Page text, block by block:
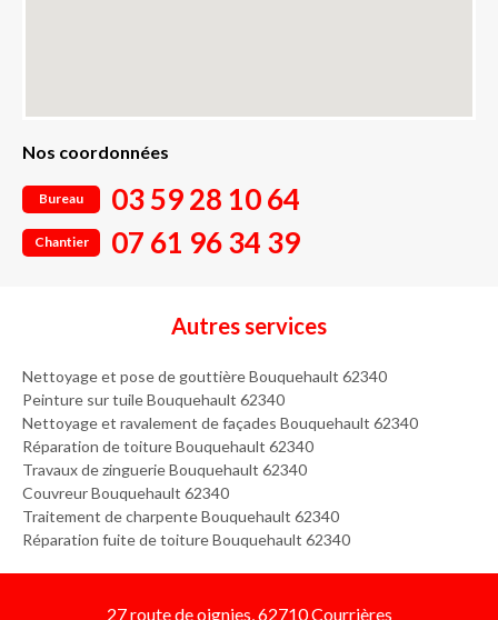
Nos coordonnées
Bureau 03 59 28 10 64
Chantier 07 61 96 34 39
Autres services
Nettoyage et pose de gouttière Bouquehault 62340
Peinture sur tuile Bouquehault 62340
Nettoyage et ravalement de façades Bouquehault 62340
Réparation de toiture Bouquehault 62340
Travaux de zinguerie Bouquehault 62340
Couvreur Bouquehault 62340
Traitement de charpente Bouquehault 62340
Réparation fuite de toiture Bouquehault 62340
27 route de oignies, 62710 Courrières